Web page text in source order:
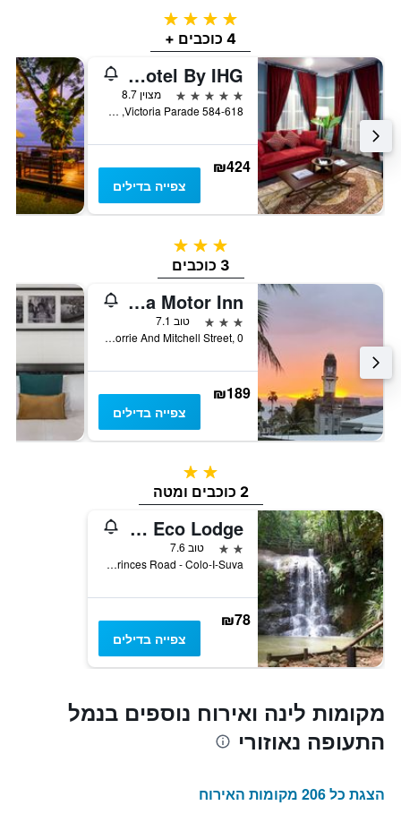
4 כוכבים
4 כוכבים +
Grand Pacific Hotel By IHG
5 כוכבים
מצוין 8.7
584-618 Victoria Parade, סובה, פיג'י
₪424
צפייה בדילים
3 כוכבים
3 כוכבים
Suva Motor Inn
3 כוכבים
טוב 7.1
Cnr of Gorrie And Mitchell Street, 0, סובה, פיג'י
₪189
צפייה בדילים
2 כוכבים
2 כוכבים ומטה
Rainforest Eco Lodge
2 כוכבים
טוב 7.6
Princes Road - Colo-I-Suva, סובה, פיג'י
₪78
צפייה בדילים
מקומות לינה ואירוח נוספים בנמל
התעופה נאוזורי
הצגת כל 206 מקומות האירוח